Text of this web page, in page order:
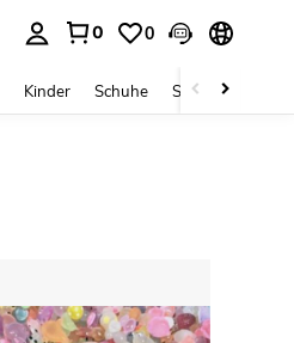
0 0
Kinder Schuhe Schmuck &